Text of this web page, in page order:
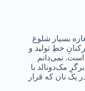
بسیار شلوغ
خطِ تولید و
نمی‌دانم
مک‌دونالد با
یک نان که قرار